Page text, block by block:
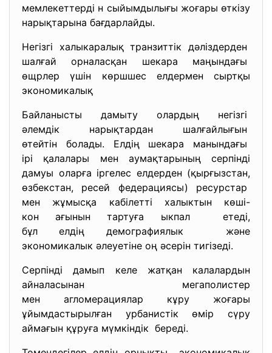
мемлекеттерді н сыйымдылығы жоғары өткізу
нарықтарына бағдарлайды.
Негізгі халыкаралық транзиттік дәліздерден
шалғай орналасқан шекара маңындағы
өщрлер үшін көршшес елдермен сыртқы
экономикалық
Байланысты дамыту олардың негізгі
әлемдік нарықтардан шалғайлығын
өтейтін болады. Елдің шекара манындағы
ірі қалалары мен аумақтарының серпінді
дамуы оларға іргелес елдерден (қырғызстан,
өзбекстан, ресей федерациясы) ресурстар
мен жұмысқа кабілетті халыктын көші-
кон ағынын тартуға ыкпал етеді,
бұл елдің демографиялык және
экономикалык әлеуетіне оң әсерін тигізеді.
Серпінді дамып келе жатқан калалардын
айналасынан мегаполистер
мен агломерациялар кұру жоғары
ұйымдастырылған урбанистік өмір сүру
аймағын құруға мүмкіндік береді.